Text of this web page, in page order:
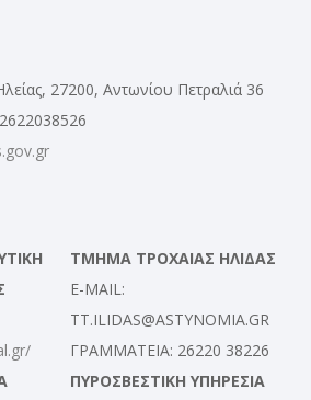
27200, Αντωνίου Πετραλιά 36
ΤΜΗΜΑ ΤΡΟΧΑΙΑΣ ΗΛΙΔΑΣ
E-MAIL:
TT.ILIDAS@ASTYNOMIA.GR
ΓΡΑΜΜΑΤΕΙΑ: 26220 38226
ΠΥΡΟΣΒΕΣΤΙΚΗ ΥΠΗΡΕΣΙΑ